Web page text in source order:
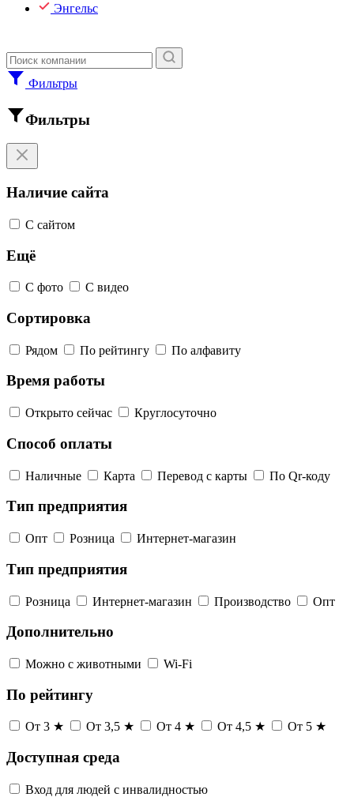
Энгельс
Фильтры
Фильтры
Наличие сайта
С сайтом
Ещё
С фото С видео
Сортировка
Рядом По рейтингу По алфавиту
Время работы
Открыто сейчас Круглосуточно
Способ оплаты
Наличные Карта Перевод с карты По Qr-коду
Тип предприятия
Опт Розница Интернет-магазин
Тип предприятия
Розница Интернет-магазин Производство Опт
Дополнительно
Можно с животными Wi-Fi
По рейтингу
От 3 ★ От 3,5 ★ От 4 ★ От 4,5 ★ От 5 ★
Доступная среда
Вход для людей с инвалидностью